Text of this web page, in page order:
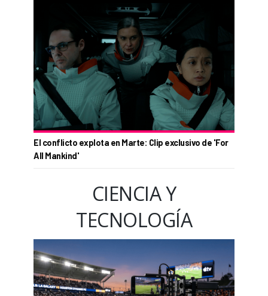
El conflicto explota en Marte: Clip exclusivo de 'For
All Mankind'
CIENCIA Y
TECNOLOGÍA